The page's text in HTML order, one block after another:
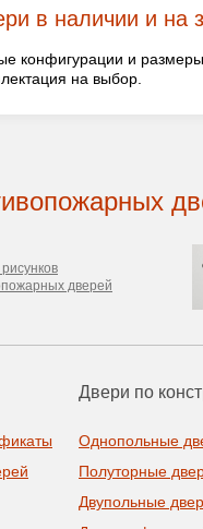
в наличии и на
конфигурации и
на выбор.
дверей
Двери по
Однопольные
Полуторные
Двупольные